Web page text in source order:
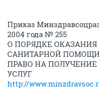
Приказ
2004 года № 255
О ПОРЯДКЕ
САНИТАРНОЙ
ПРАВО НА
УСЛУГ
http://